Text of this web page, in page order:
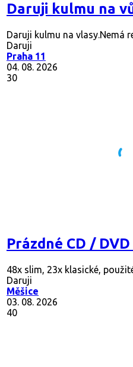
Daruji kulmu na
Daruji kulmu na vlasy.Nemá
Daruji
Praha 11
04. 08. 2026
30
Prázdné CD /
48x slim, 23x klasické,
Daruji
Měšice
03. 08. 2026
40